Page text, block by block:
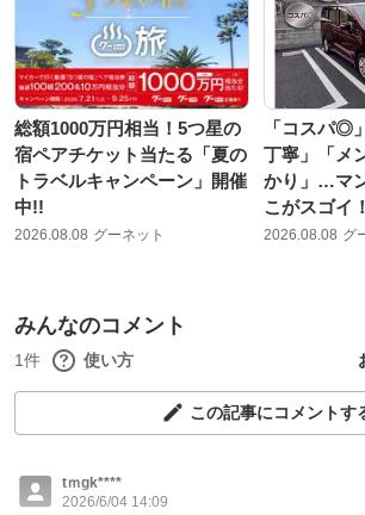
総額1000万円相当！5つ星の
宿ペアチケット当たる「夏の
トラベルキャンペーン」開催
中!!
2026.08.08 グーネット
「コスパ◎
丁寧」「メ
かり」…マ
こがスゴイ！
2026.08.08 グ
みんなのコメント
1件 使い方
この記事にコメントす
tｍgk****
2026/6/04 14:09